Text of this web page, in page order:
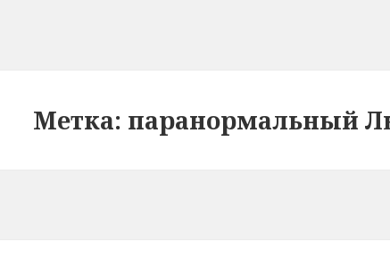
Метка: паранормальный